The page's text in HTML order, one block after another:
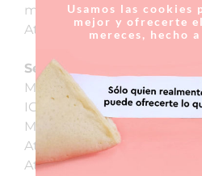
medicina de familia y
Atención domiciliaria.
Septiembre 2016- hasta
Mutua Terrasa- Institut
ICS Cap Can mates- San
Médico general-Pediatria
Atención de urgencias
Atención en el área de
Usamos las cookies
mejor y ofrecerte
mereces, hecho